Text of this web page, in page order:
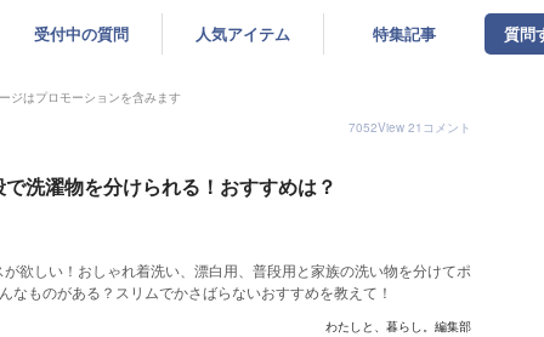
受付中の質問 人気アイテム 特集記事 質問
ジはプロモーションを含みます
7052View 21 コメント
洗濯物を分けられる！おすすめは？
欲しい！おしゃれ着洗い、漂白用、普段用と家族の洗い物を分けてポ
ものがある？スリムでかさばらないおすすめを教えて！
わたしと、暮らし。編集部